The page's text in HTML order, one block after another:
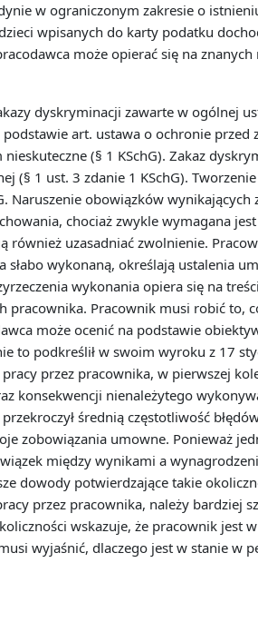
w ograniczonym zakresie o
wpisanych do karty podatku
może opierać się na
dyskryminacji zawarte w ogólnej
art. ustawa o ochronie
(§ 1 KSchG). Zakaz
(§ 1 ust. 3 zdanie 1 KSchG).
Naruszenie obowiązków
chociaż zwykle wymagana
uzasadniać zwolnienie.
wykonaną, określają ustalenia
wykonania opiera się na
Pracownik musi robić to,
może ocenić na podstawie
to podkreślił w swoim wyroku z 17
przez pracownika, w pierwszej
konsekwencji nienależytego
średnią częstotliwość
zobowiązania umowne. Ponieważ
między wynikami a
dowody potwierdzające takie
przez pracownika, należy bardziej
wskazuje, że pracownik jest
wyjaśnić, dlaczego jest w stanie w